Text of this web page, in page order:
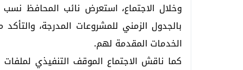
بالجدول الزمني للمشروعات المدرجة،
الخدمات المقدمة لهم.